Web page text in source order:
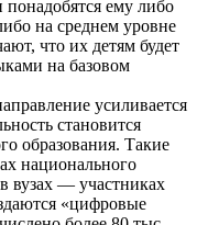
ему либо
на среднем уровне
что их детям будет
на базовом
усиливается
становится
образования. Такие
национального
вузах — участниках
«цифровые